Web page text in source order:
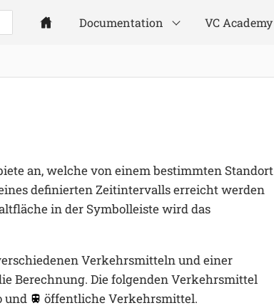
Documentation VC Academy
an, welche von einem bestimmten Standort
definierten Zeitintervalls erreicht werden
in der Symbolleiste wird das
Verkehrsmitteln und einer
Berechnung. Die folgenden Verkehrsmittel
und öffentliche Verkehrsmittel.